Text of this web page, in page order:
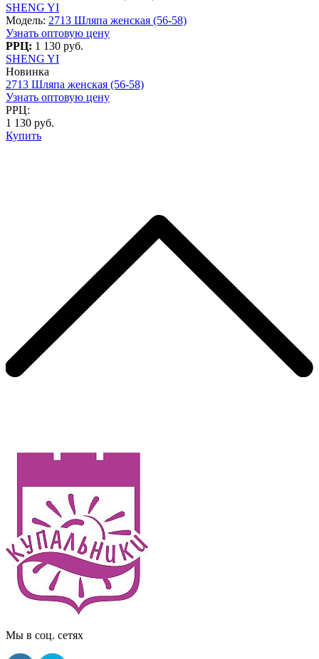
SHENG YI
Модель: 2713 Шляпа женская (56-58)
Узнать оптовую цену
РРЦ: 1 130 руб.
SHENG YI
Новинка
2713 Шляпа женская (56-58)
Узнать оптовую цену
РРЦ:
1 130 руб.
Купить
Мы в соц. сетях